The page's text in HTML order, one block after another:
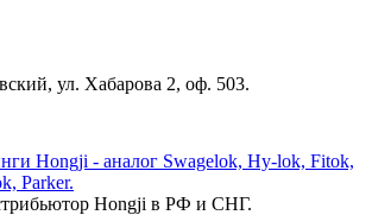
ул. Хабарова 2, оф. 503.
Hongji в РФ и СНГ.